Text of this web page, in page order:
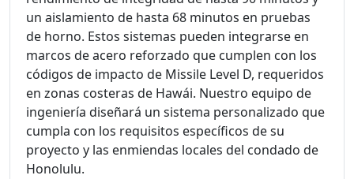
un aislamiento de hasta 68 minutos en pruebas
de horno. Estos sistemas pueden integrarse en
marcos de acero reforzado que cumplen con los
códigos de impacto de Missile Level D, requeridos
en zonas costeras de Hawái. Nuestro equipo de
ingeniería diseñará un sistema personalizado que
cumpla con los requisitos específicos de su
proyecto y las enmiendas locales del condado de
Honolulu.